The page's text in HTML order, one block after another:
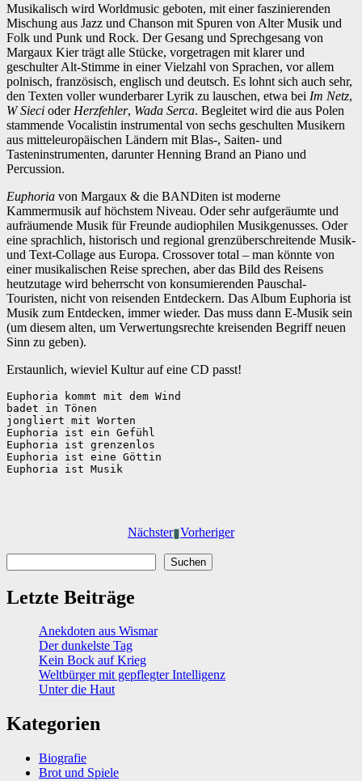
Musikalisch wird Worldmusic geboten, mit einer faszinierenden
Mischung aus Jazz und Chanson mit Spuren von Alter Musik und
Folk und Punk und Rock. Der Gesang und Sprechgesang von
Margaux Kier trägt alle Stücke, vorgetragen mit klarer und
geschulter Alt-Stimme in einer Vielzahl von Sprachen, vor allem
polnisch, französisch, englisch und deutsch. Es lohnt sich auch sehr,
den Texten voller wunderbarer Lyrik zu lauschen, etwa bei Im Netz,
W Sieci oder Herzfehler, Wada Serca. Begleitet wird die aus Polen
stammende Vocalistin instrumental von sechs geschulten Musikern
aus mitteleuropäischen Ländern mit Blas-, Saiten- und
Tasteninstrumenten, darunter Henning Brand an Piano und
Percussion.
Euphoria von Margaux & die BANDiten ist moderne
Kammermusik auf höchstem Niveau. Oder sehr aufgeräumte und
aufräumende Musik für Freunde audiophilen Musikgenusses. Oder
eine sprachlich, historisch und regional grenzüberschreitende Musik-
und Text-Collage aus Europa. Crossover total – man könnte von
einer musikalischen Reise sprechen, aber das Bild des Reisens
heutzutage wird beherrscht von konsumierenden Pauschal-
Touristen, nicht von reisenden Entdeckern. Das Album Euphoria ist
Musik zum Entdecken, immer wieder. Das muss dann E-Musik sein
(um diesem alten, um Verwertungsrechte kreisenden Begriff neuen
Sinn zu geben).
Erstaunlich, wieviel Kultur auf eine CD passt!
Euphoria kommt mit dem Wind
badet in Tönen
jongliert mit Worten
Euphoria ist ein Gefühl
Euphoria ist grenzenlos
Euphoria ist eine Göttin
Euphoria ist Musik
Nächster▮Vorheriger
Suchen
Letzte Beiträge
Anekdoten aus Wismar
Der dunkelste Tag
Kein Bock auf Krieg
Weltbürger mit gepflegter Intelligenz
Unter die Haut
Kategorien
Biografie
Brot und Spiele